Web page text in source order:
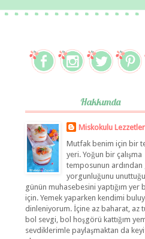
Hakkımda
Miskokulu Lezzetler
Mutfak benim için bir
yeri. Yoğun bir çalışma
temposunun ardından
yorgunluğunu
günün muhasebesini yaptığım yer
için. Yemek yaparken kendimi
dinleniyorum. İçine az baharat, az
bol sevgi, bol hoşgörü kattığım
sevdiklerimle paylaşmaktan da